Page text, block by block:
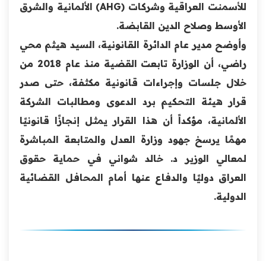
للأسمنت العراقية وشركات (AHG) الألمانية والشرق
الأوسط وصلاح الدين القابضة.
وأوضح مدير عام الدائرة القانونية، السيد هيثم محي
راضي، أن الوزارة تابعت القضية منذ عام 2018 من
خلال جلسات وإجراءات قانونية مكثفة، حتى صدر
قرار هيئة التحكيم برد الدعوى ومطالبات الشركة
الألمانية، مؤكداً أن هذا القرار يمثل إنجازًا قانونيًا
مهمًا يرسخ جهود وزارة العدل والمتابعة المباشرة
لمعالي الوزير د. خالد شواني في حماية حقوق
العراق دوليًا والدفاع عنها أمام المحافل القضائية
الدولية.